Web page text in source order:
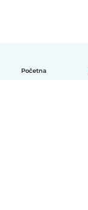
Početna